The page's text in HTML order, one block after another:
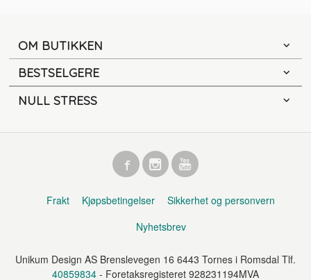
OM BUTIKKEN
BESTSELGERE
NULL STRESS
Frakt Kjøpsbetingelser
Sikkerhet og personvern
Nyhetsbrev
Unikum Design AS Brenslevegen 16 6443 Tornes i Romsdal Tlf.
40859834 - Foretaksregisteret 928231194MVA